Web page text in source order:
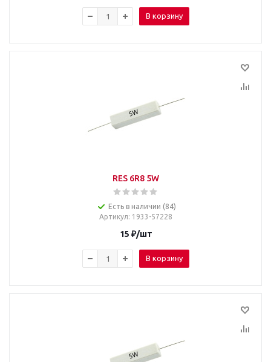
В корзину
RES 6R8 5W
Есть в наличии (84)
Артикул: 1933-57228
15 ₽/шт
В корзину